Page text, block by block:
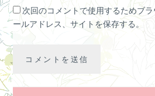
次回のコメントで使用するためブ
ールアドレス、サイトを保存する。